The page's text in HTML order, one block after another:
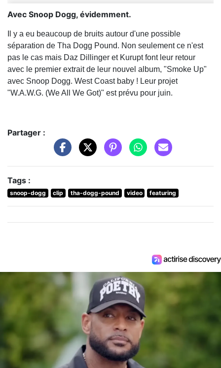
Avec Snoop Dogg, évidemment.
Il y a eu beaucoup de bruits autour d'une possible
séparation de Tha Dogg Pound. Non seulement ce n'est
pas le cas mais Daz Dillinger et Kurupt font leur retour
avec le premier extrait de leur nouvel album, "Smoke Up"
avec Snoop Dogg. West Coast baby ! Leur projet
"W.A.W.G. (We All We Got)" est prévu pour juin.
Partager :
Tags :
snoop-dogg clip tha-dogg-pound video featuring